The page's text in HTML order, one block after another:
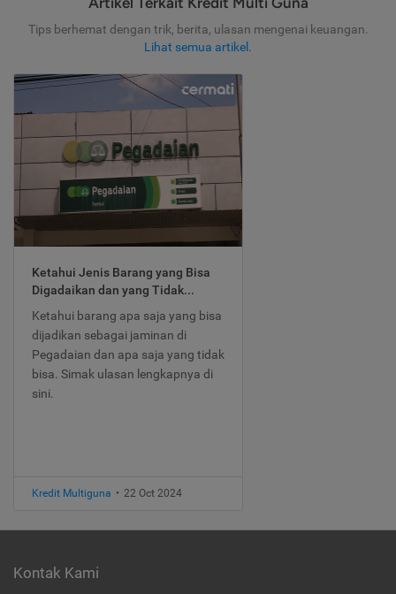
Tips berhemat dengan trik, berita, ulasan mengenai keuangan.
Lihat semua artikel .
Ketahui Jenis Barang yang Bisa
Digadaikan dan yang Tidak...
Ketahui barang apa saja yang bisa
dijadikan sebagai jaminan di
Pegadaian dan apa saja yang tidak
bisa. Simak ulasan lengkapnya di
sini.
Kredit Multiguna • 22 Oct 2024
Kontak Kami